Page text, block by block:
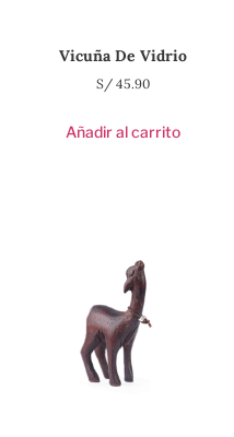
Vicuña De Vidrio
S/45.90
Añadir al carrito